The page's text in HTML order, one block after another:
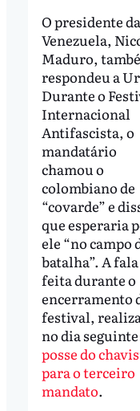
O presidente da
Venezuela,
Maduro,
respondeu a
Durante o
Internacional
Antifascista, o
mandatário
chamou o
colombiano de
“covarde” e
que esperaria
ele “no campo
batalha”. A
feita durante o
encerramento
festival,
no dia seguinte
posse do
para o terceiro
mandato.